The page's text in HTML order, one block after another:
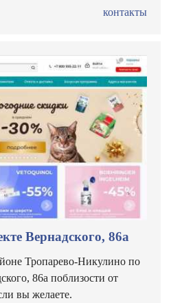
контакты
Вернадского, 86а
Тропарево-Никулино по
86а поблизости от
вы желаете.